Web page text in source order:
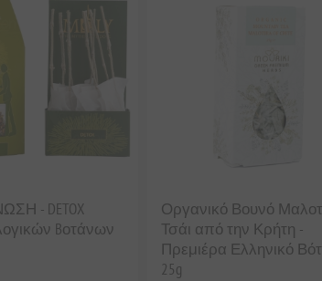
- DETOX
Bοτάνων
Οργανικό Βουνό
Τσάι από την Κρήτη -
Πρεμιέρα Ελληνικό
25g